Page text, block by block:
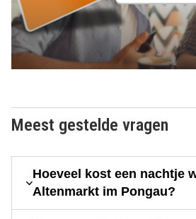
Meest gestelde vragen
Hoeveel kost een nachtje
Altenmarkt im Pongau?